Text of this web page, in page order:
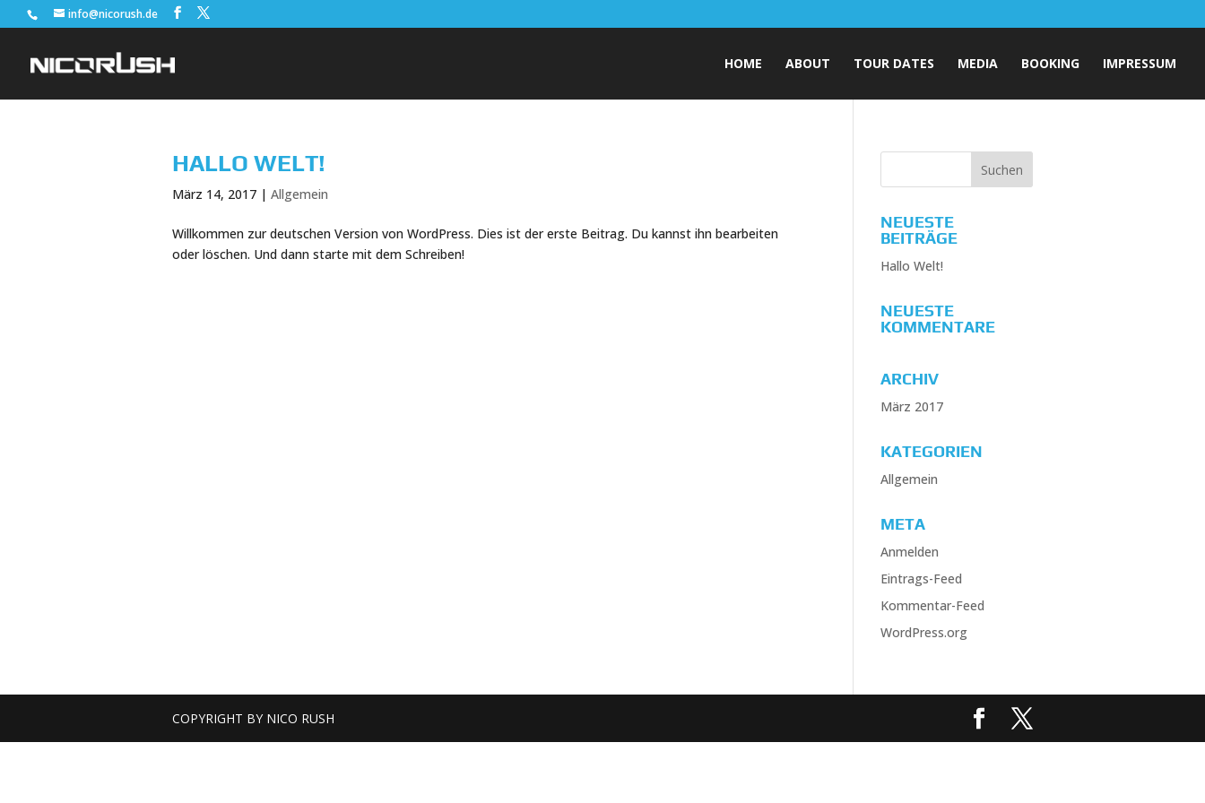
info@nicorush.de
HOME ABOUT TOUR DATES MEDIA BOOKING IMPRESSUM
HALLO WELT!
März 14, 2017 | Allgemein
Willkommen zur deutschen Version von WordPress. Dies ist der erste Beitrag. Du kannst ihn bearbeiten
oder löschen. Und dann starte mit dem Schreiben!
NEUESTE
BEITRÄGE
Hallo Welt!
NEUESTE
KOMMENTARE
ARCHIV
März 2017
KATEGORIEN
Allgemein
META
Anmelden
Eintrags-Feed
Kommentar-Feed
WordPress.org
COPYRIGHT BY NICO RUSH